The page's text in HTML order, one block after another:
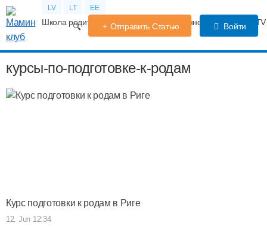
LV LT EE
Школа родителей Календарь беременности Форум
Отправить Статью Войти
курсы-по-подготовке-к-родам
Курс подготовки к родам в Риге
12. Jun 12:34